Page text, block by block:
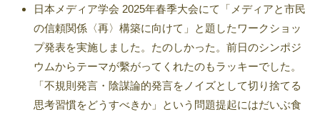
日本メディア学会 2025年春季大会にて「メディアと市民
の信頼関係〈再〉構築に向けて」と題したワークショッ
プ発表を実施しました。たのしかった。前日のシンポジ
ウムからテーマが繫がってくれたのもラッキーでした。
「不規則発言・陰謀論的発言をノイズとして切り捨てる
思考習慣をどうすべきか」という問題提起にはだいぶ食